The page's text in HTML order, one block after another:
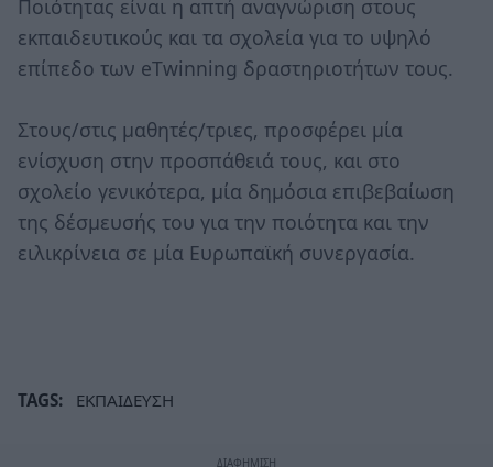
Ποιότητας είναι η απτή αναγνώριση στους
εκπαιδευτικούς και τα σχολεία για το υψηλό
επίπεδο των eTwinning δραστηριοτήτων τους.
Στους/στις μαθητές/τριες, προσφέρει μία
ενίσχυση στην προσπάθειά τους, και στο
σχολείο γενικότερα, μία δημόσια επιβεβαίωση
της δέσμευσής του για την ποιότητα και την
ειλικρίνεια σε μία Ευρωπαϊκή συνεργασία.
TAGS: ΕΚΠΑΙΔΕΥΣΗ